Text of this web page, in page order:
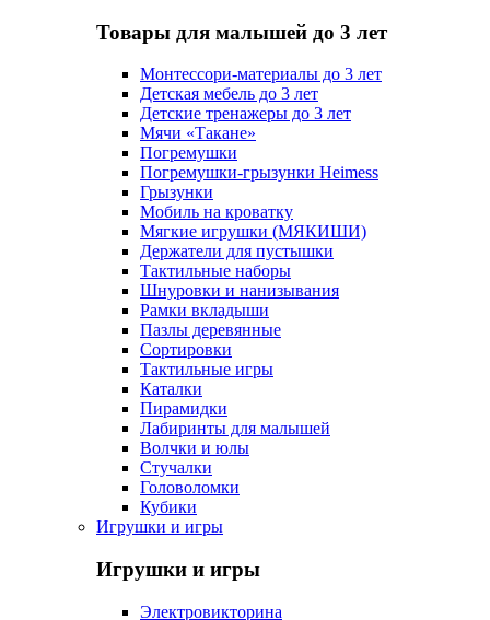
Товары для малышей до 3 лет
Монтессори-материалы до 3 лет
Детская мебель до 3 лет
Детские тренажеры до 3 лет
Мячи «Такане»
Погремушки
Погремушки-грызунки Heimess
Грызунки
Мобиль на кроватку
Мягкие игрушки (МЯКИШИ)
Держатели для пустышки
Тактильные наборы
Шнуровки и нанизывания
Рамки вкладыши
Пазлы деревянные
Сортировки
Тактильные игры
Каталки
Пирамидки
Лабиринты для малышей
Волчки и юлы
Стучалки
Головоломки
Кубики
Игрушки и игры
Игрушки и игры
Электровикторина